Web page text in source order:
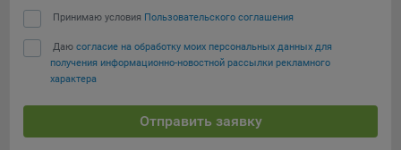
Chrome
Safari
Opera
Microsoft Edge
Принимаю условия Пользовательского соглашения
Даю согласие на обработку моих персональных данных для
получения информационно-новостной рассылки рекламного
характера
Отправить заявку